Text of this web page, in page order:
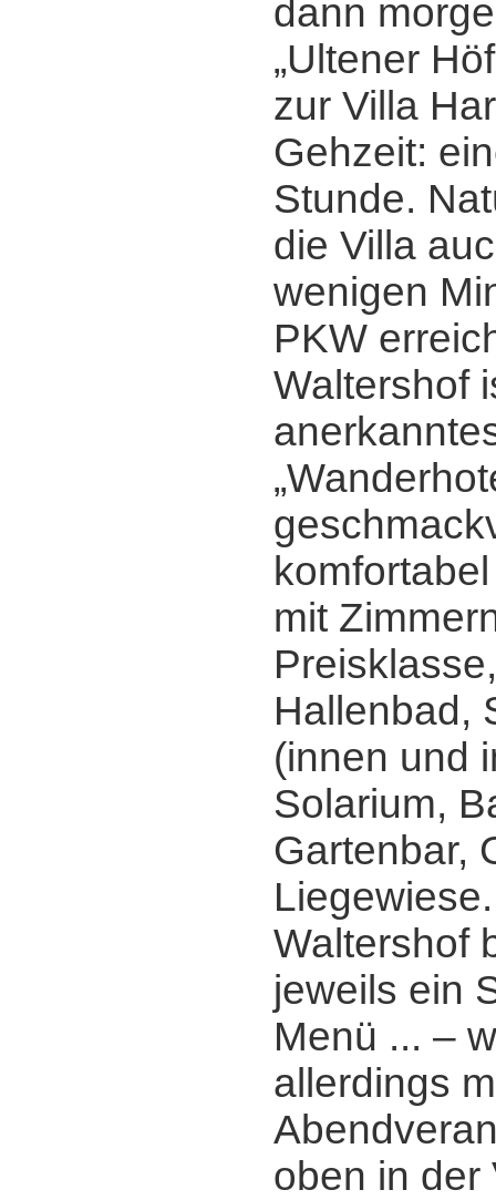
dann
„Ultener
zur Villa
Gehzeit:
Stunde.
die Villa
wenigen
PKW
Waltershof
mit
Hallenbad,
(innen und
Solarium,
Gartenbar,
Waltershof
jeweils ein
Menü ... ‒
allerdings
oben in der